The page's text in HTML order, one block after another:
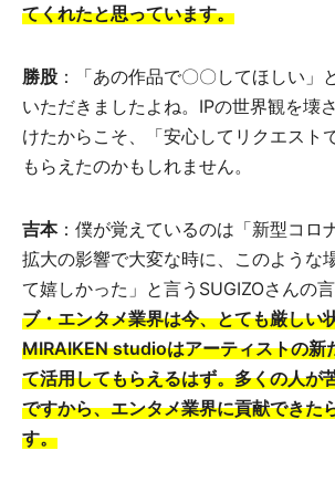
てくれたと思っています。
勝股 ：「あの作品で〇〇してほしい」
いただきましたよね。IPの世界観を壊
けたからこそ、「安心してリクエスト
もらえたのかもしれません。
吉本：僕が覚えているのは「新型コロ
拡大の影響で大変な時に、このような
て嬉しかった」と言うSUGIZOさんの言
ブ・エンタメ業界は今、とても厳しい
MIRAIKEN studioはアーティストの新
て活用してもらえるはず。多くの人が
ですから、エンタメ業界に貢献できた
す。